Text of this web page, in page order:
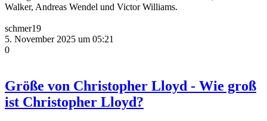
Walker, Andreas Wendel und Victor Williams.
schmer19
5. November 2025 um 05:21
0
Größe von Christopher Lloyd - Wie groß
ist Christopher Lloyd?